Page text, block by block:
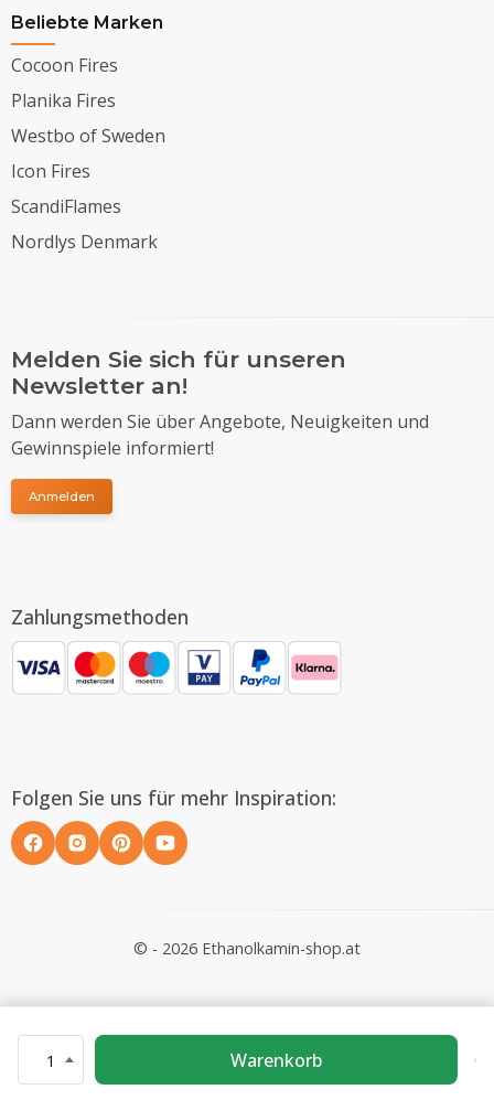
1 Warenkorb
Beliebte Marken
Cocoon Fires
Planika Fires
Westbo of Sweden
Icon Fires
ScandiFlames
Nordlys Denmark
Melden Sie sich für unseren
Newsletter an!
Dann werden Sie über Angebote, Neuigkeiten und
Gewinnspiele informiert!
Anmelden
Zahlungsmethoden
Folgen Sie uns für mehr Inspiration:
© - 2026 Ethanolkamin-shop.at